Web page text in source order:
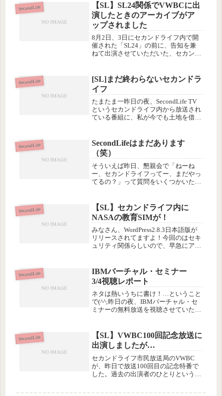
SecondLife
【SL】SL24関係でVWBCに出
演したときのアーカイブがア
ップされました
8月2日、3日にセカンドライフ内で開
催された「SL24」の前に、告知を兼
ねて出演させていただいた、セカンド
ので、よかったらご覧ください。申し
訳ないけど、この、若くて美人な...
SecondLife
[SL]まだ終わらないセカンドラ
イフ
たまたま一昨日の夜、SecondLife TV
というセカンドライフ内から放送され
ている番組に、私が今でも土地を借り
演していたので、WEBから視聴しま
した。（小さくて見...
SecondLife
SecondLifeはまだあります
（笑）
そういえば昨日、懇親会で「ねーね
ー、セカンドライフってー、まだやっ
てるの？」って質問をいくつかいただ
ンドライフのオープンSIMでOSC名古
屋に参加したんだったってこと、も
う...
SecondLife
【SL】セカンドライフ内に
NASAの教育SIMが！
みなさん、WordPress2.8.3日本語版が
リリースされてますよ！今回のはセキ
ュリティ関係らしいので、早急にアッ
SecondLife
IBMバーチャル・セミナー
3/4視聴レポート
ネタは熱いうちに書け！…ということ
で(^^;昨日の夜、IBMバーチャル・セ
ミナーの無料放送を視聴させていただ
ですが、幸い、開始時間に間に合った
ので、WEBに配信された映像を...
SecondLife
【SL】VWBC100回記念放送に
出演しましたが…
セカンドライフ市民放送局のVWBC
が、昨日で放送100回目の記念特番で
した。過去の出演者のひとりというこ